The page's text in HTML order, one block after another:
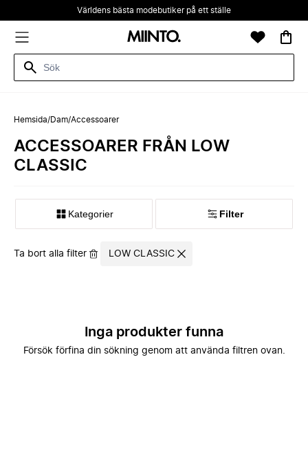
Världens bästa modebutiker på ett ställe
Hemsida/Dam/Accessoarer
ACCESSOARER FRÅN LOW
CLASSIC
Kategorier Filter
Ta bort alla filter LOW CLASSIC
Inga produkter funna
Försök förfina din sökning genom att använda filtren ovan.